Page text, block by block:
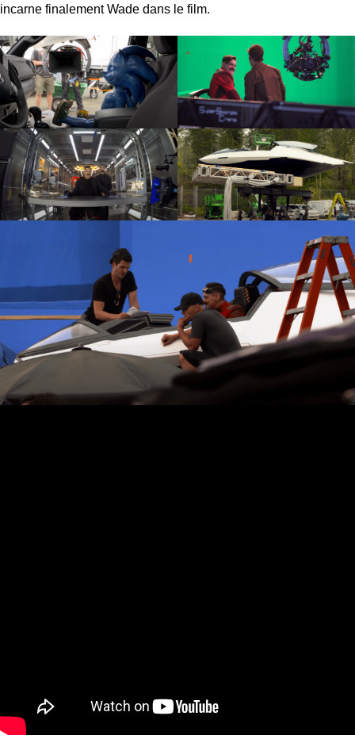
incarne finalement Wade dans le film.